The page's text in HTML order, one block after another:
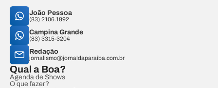
João Pessoa
(83) 2106.1892
Campina Grande
(83) 3315-3204
Redação
jornalismo@jornaldaparaiba.com.br
Qual a Boa?
Agenda de Shows
O que fazer?